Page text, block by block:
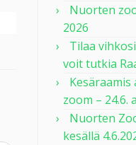
Nuorten
2026
Tilaa
voit tutkia
Kesäraamis
zoom – 24.6.
Nuorten
kesällä